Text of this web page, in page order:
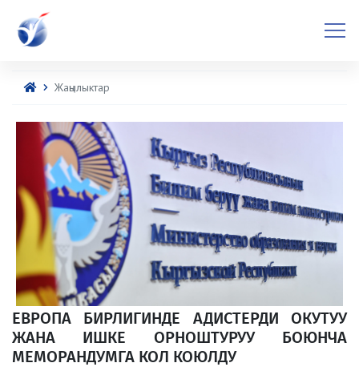
Жаңылыктар
ЕВРОПА БИРЛИГИНДЕ АДИСТЕРДИ ОКУТУУ
ЖАНА ИШКЕ ОРНОШТУРУУ БОЮНЧА
МЕМОРАНДУМГА КОЛ КОЮЛДУ